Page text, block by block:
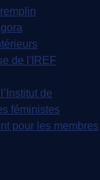
de l'IREF
de
féministes
pour les membres